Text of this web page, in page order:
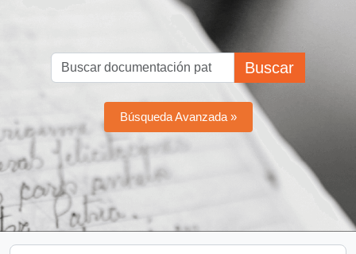
Buscar
Búsqueda Avanzada »